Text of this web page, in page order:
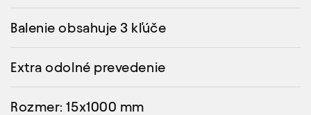
Balenie obsahuje 3 kľúče
Extra odolné prevedenie
Rozmer: 15x1000 mm